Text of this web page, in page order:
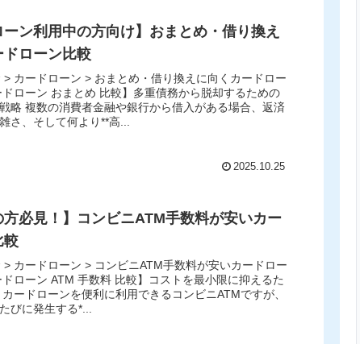
ーン利用中の方向け】おまとめ・借り換え
ドローン比較
> カードローン > おまとめ・借り換えに向くカードロー
ドローン おまとめ 比較】多重債務から脱却するための
略 複数の消費者金融や銀行から借入がある場合、返済
さ、そして何より**高...
2025.10.25
方必見！】コンビニATM手数料が安いカー
較
> カードローン > コンビニATM手数料が安いカードロー
ローン ATM 手数料 比較】コストを最小限に抑えるた
ードローンを便利に利用できるコンビニATMですが、
びに発生する*...